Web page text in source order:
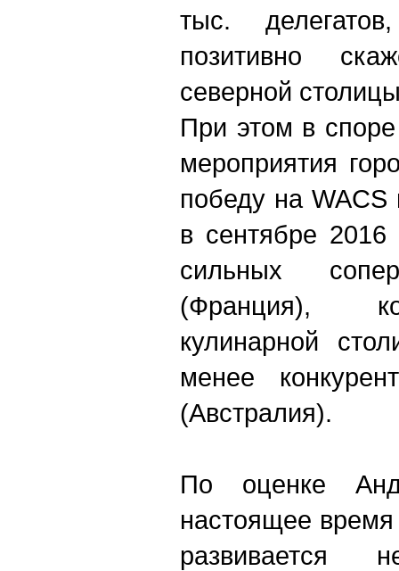
тыс.
позитивно
северной
При этом в
мероприятия
победу на
в сентябре 2016
сильных
(Франция),
кулинарной
менее
(Австралия).
По оценке
настоящее время
развивается